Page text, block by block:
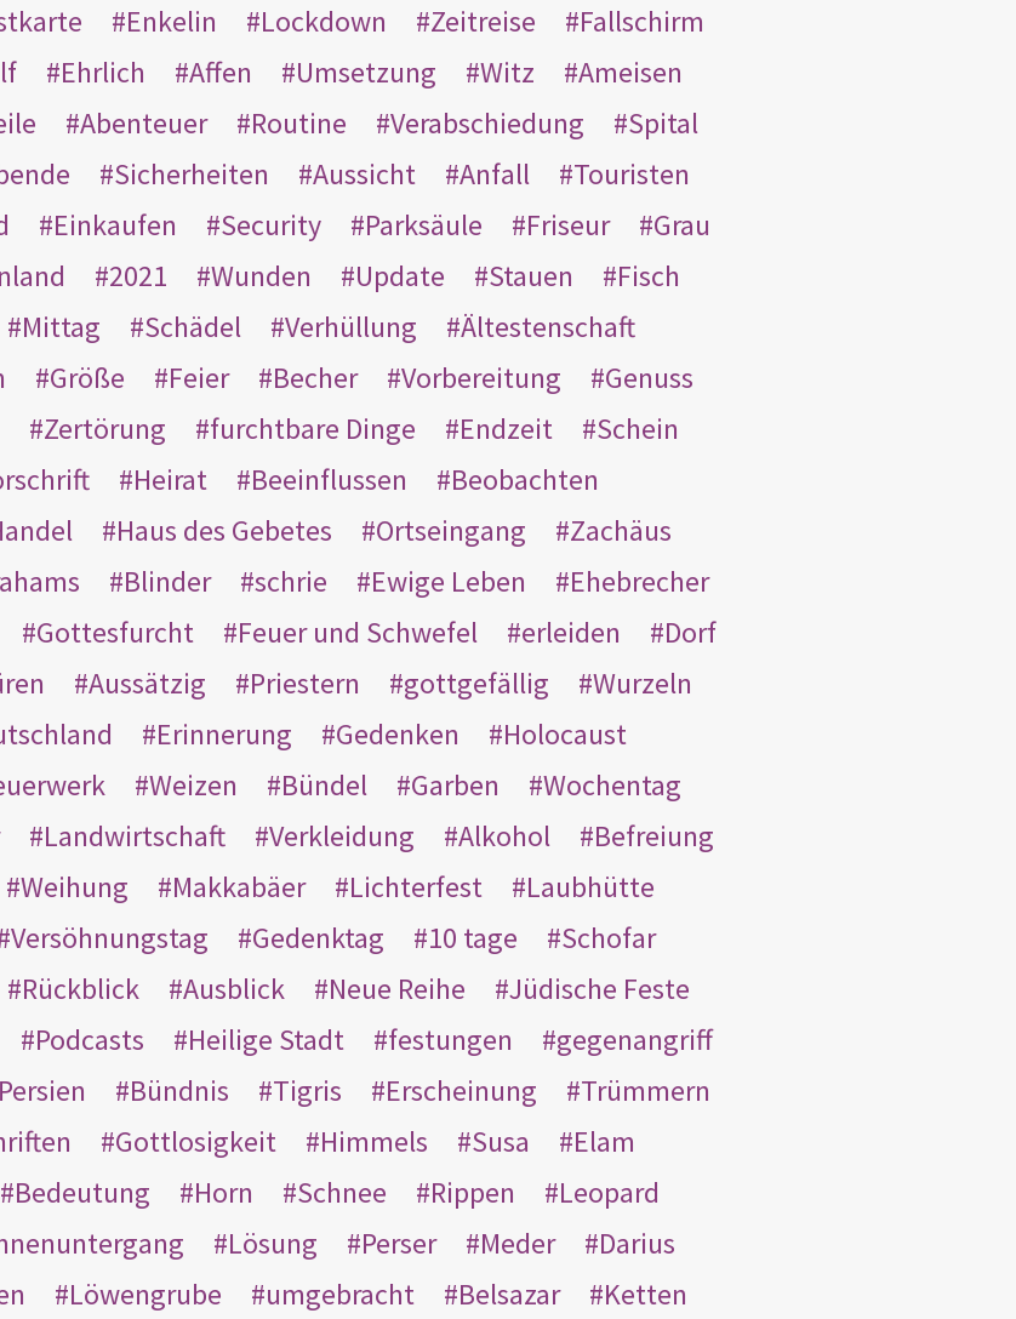
Enkelin Lockdown Zeitreise
Fallschirm
Ehrlich Affen Umsetzung Witz
Ameisen
Abenteuer Routine Verabschiedung
Spital
Sicherheiten Aussicht Anfall
Touristen
Einkaufen Security Parksäule Friseur
Grau
2021 Wunden Update Stauen
Fisch
Mittag Schädel Verhüllung
Ältestenschaft
Größe Feier Becher Vorbereitung
Genuss
Zertörung furchtbare Dinge Endzeit
Schein
Heirat Beeinflussen
Beobachten
Haus des Gebetes Ortseingang
Zachäus
Blinder schrie Ewige Leben
Ehebrecher
Gottesfurcht Feuer und Schwefel erleiden
Dorf
Aussätzig Priestern gottgefällig
Wurzeln
Erinnerung Gedenken
Holocaust
Weizen Bündel Garben
Wochentag
Landwirtschaft Verkleidung Alkohol
Befreiung
Weihung Makkabäer Lichterfest
Laubhütte
Versöhnungstag Gedenktag 10 tage
Schofar
Rückblick Ausblick Neue Reihe
Jüdische Feste
Podcasts Heilige Stadt festungen
gegenangriff
Persien Bündnis Tigris Erscheinung
Trümmern
Gottlosigkeit Himmels Susa
Elam
Bedeutung Horn Schnee Rippen
Leopard
Lösung Perser Meder
Darius
Löwengrube umgebracht Belsazar
Ketten